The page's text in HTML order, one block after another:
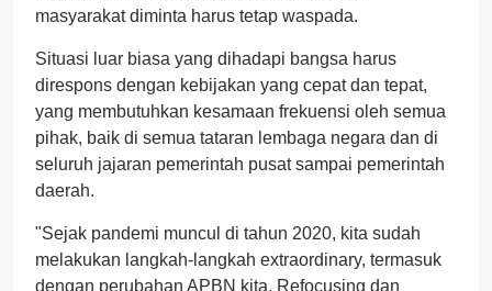
masyarakat diminta harus tetap waspada.
Situasi luar biasa yang dihadapi bangsa harus
direspons dengan kebijakan yang cepat dan tepat,
yang membutuhkan kesamaan frekuensi oleh semua
pihak, baik di semua tataran lembaga negara dan di
seluruh jajaran pemerintah pusat sampai pemerintah
daerah.
"Sejak pandemi muncul di tahun 2020, kita sudah
melakukan langkah-langkah extraordinary, termasuk
dengan perubahan APBN kita. Refocusing dan